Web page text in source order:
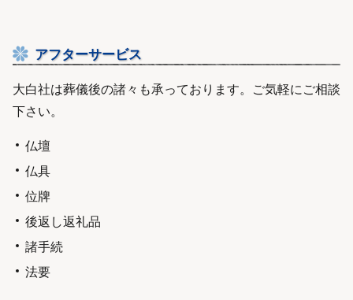
アフターサービス
大白社は葬儀後の諸々も承っております。ご気軽にご相談
下さい。
仏壇
仏具
位牌
後返し返礼品
諸手続
法要